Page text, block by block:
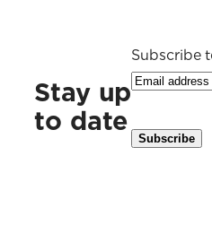
Stay up
to date
Subscribe